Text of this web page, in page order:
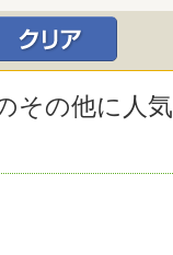
その他に人